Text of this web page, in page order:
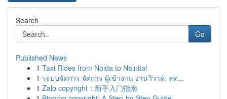
Search
Go
Published News
1 Taxi Rides from Noida to Nainital
1 ระบบจัดการ จัดการ ผู้เข้างาน งานวิวาห์: ลด...
1 Zalo copyright：新手入门指南